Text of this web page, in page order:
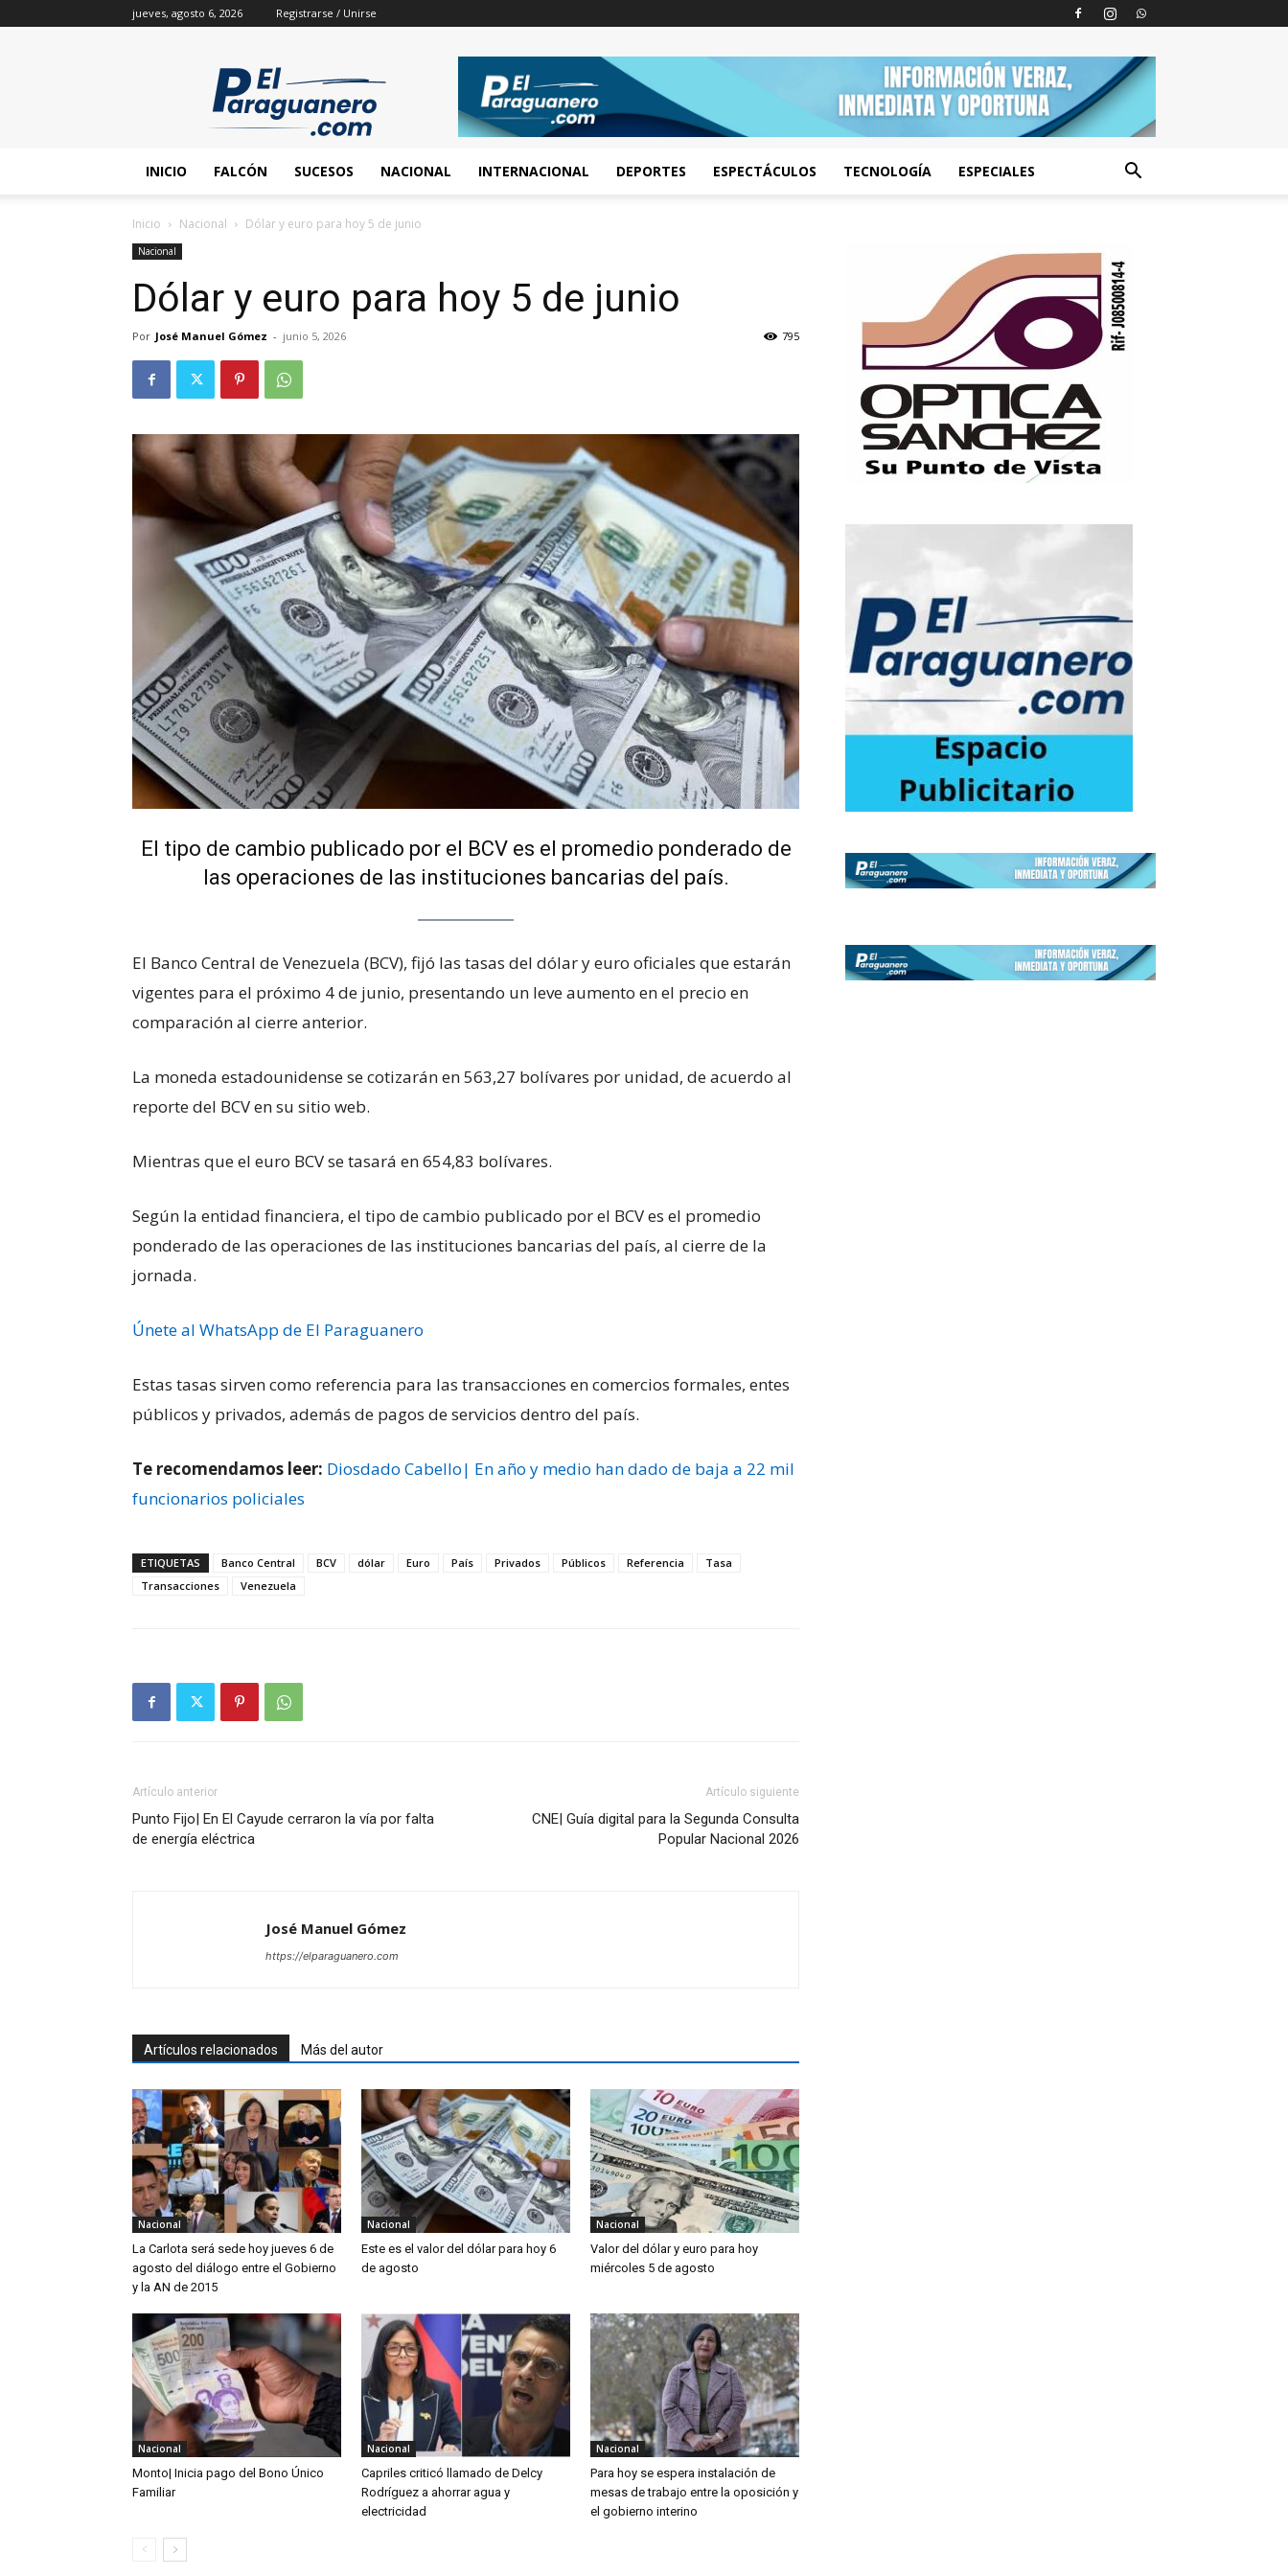
jueves, agosto 6, 2026 Registrarse / Unirse
INICIO FALCÓN SUCESOS NACIONAL INTERNACIONAL DEPORTES ESPECTÁCULOS TECNOLOGÍA ESPECIALES
Inicio Nacional Dólar y euro para hoy 5 de junio
Nacional
Dólar y euro para hoy 5 de junio
Por José Manuel Gómez - junio 5, 2026 795
El tipo de cambio publicado por el BCV es el promedio ponderado de
las operaciones de las instituciones bancarias del país.
El Banco Central de Venezuela (BCV), fijó las tasas del dólar y euro oficiales que estarán
vigentes para el próximo 4 de junio, presentando un leve aumento en el precio en
comparación al cierre anterior.
La moneda estadounidense se cotizarán en 563,27 bolívares por unidad, de acuerdo al
reporte del BCV en su sitio web.
Mientras que el euro BCV se tasará en 654,83 bolívares.
Según la entidad financiera, el tipo de cambio publicado por el BCV es el promedio
ponderado de las operaciones de las instituciones bancarias del país, al cierre de la
jornada.
Únete al WhatsApp de El Paraguanero
Estas tasas sirven como referencia para las transacciones en comercios formales, entes
públicos y privados, además de pagos de servicios dentro del país.
Te recomendamos leer: Diosdado Cabello| En año y medio han dado de baja a 22 mil
funcionarios policiales
ETIQUETAS Banco Central BCV dólar Euro País Privados Públicos Referencia
Tasa
Transacciones
Venezuela
Artículo anterior
Punto Fijo| En El Cayude cerraron la vía por falta
de energía eléctrica
Artículo siguiente
CNE| Guía digital para la Segunda Consulta
Popular Nacional 2026
José Manuel Gómez
https://elparaguanero.com
Artículos relacionados Más del autor
Nacional
La Carlota será sede hoy jueves 6 de
agosto del diálogo entre el Gobierno
y la AN de 2015
Nacional
Este es el valor del dólar para hoy 6
de agosto
Nacional
Valor del dólar y euro para hoy
miércoles 5 de agosto
Nacional
Monto| Inicia pago del Bono Único
Familiar
Nacional
Capriles criticó llamado de Delcy
Rodríguez a ahorrar agua y
electricidad
Nacional
Para hoy se espera instalación de
mesas de trabajo entre la oposición y
el gobierno interino